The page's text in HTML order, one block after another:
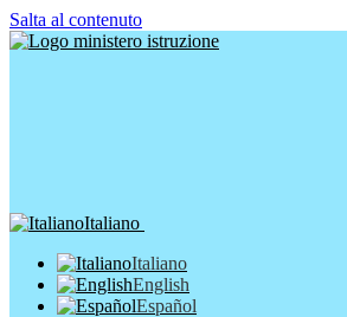
Salta al contenuto
Italiano
Italiano
English
Español